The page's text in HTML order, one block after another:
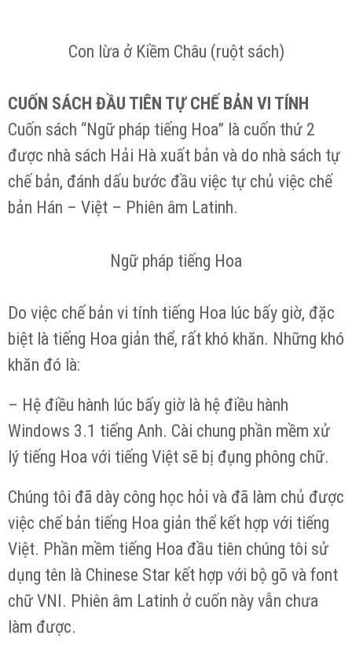
Con lừa ở Kiềm Châu (ruột sách)
CUỐN SÁCH ĐẦU TIÊN TỰ CHẾ BẢN VI TÍNH
Cuốn sách “Ngữ pháp tiếng Hoa” là cuốn thứ 2
được nhà sách Hải Hà xuất bản và do nhà sách tự
chế bản, đánh dấu bước đầu việc tự chủ việc chế
bản Hán – Việt – Phiên âm Latinh.
Ngữ pháp tiếng Hoa
Do việc chế bản vi tính tiếng Hoa lúc bấy giờ, đặc
biệt là tiếng Hoa giản thể, rất khó khăn. Những khó
khăn đó là:
– Hệ điều hành lúc bấy giờ là hệ điều hành
Windows 3.1 tiếng Anh. Cài chung phần mềm xử
lý tiếng Hoa với tiếng Việt sẽ bị đụng phông chữ.
Chúng tôi đã dày công học hỏi và đã làm chủ được
việc chế bản tiếng Hoa giản thể kết hợp với tiếng
Việt. Phần mềm tiếng Hoa đầu tiên chúng tôi sử
dụng tên là Chinese Star kết hợp với bộ gõ và font
chữ VNI. Phiên âm Latinh ở cuốn này vẫn chưa
làm được.